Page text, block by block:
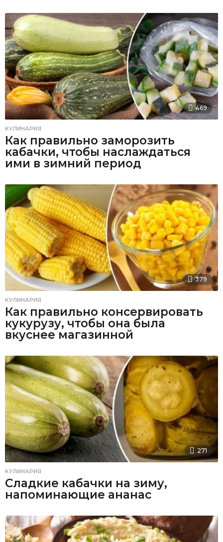
469
КУЛИНАРИЯ
Как правильно заморозить
кабачки, чтобы наслаждаться
ими в зимний период
379
КУЛИНАРИЯ
Как правильно консервировать
кукурузу, чтобы она была
вкуснее магазинной
271
КУЛИНАРИЯ
Сладкие кабачки на зиму,
напоминающие ананас